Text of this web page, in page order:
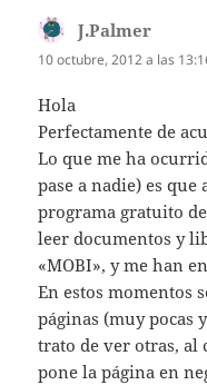
J.Palmer
10 octubre, 2012 a las
Hola
Perfectamente de
Lo que me ha
pase a nadie) es
programa gratuito
leer documentos y
«MOBI», y me han
En estos momentos
páginas (muy pocas
trato de ver otras, al
pone la página en